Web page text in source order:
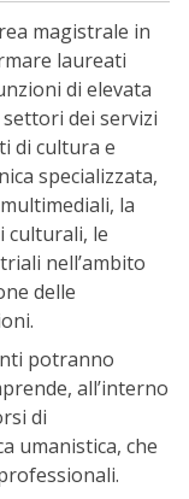
magistrale in
laureati
di elevata
dei servizi
di cultura e
specializzata,
la
culturali, le
nell’ambito
delle
potranno
all’interno
di
umanistica, che